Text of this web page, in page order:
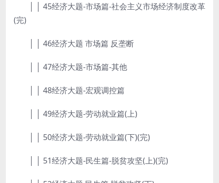
│ │ 45经济大题-市场篇-社会主义市场经济制度改革
(完)
│ │ 46经济大题 市场篇 反垄断
│ │ 47经济大题-市场篇-其他
│ │ 48经济大题-宏观调控篇
│ │ 49经济大题-劳动就业篇(上)
│ │ 50经济大题-劳动就业篇(下)(完)
│ │ 51经济大题-民生篇-脱贫攻坚(上)(完)